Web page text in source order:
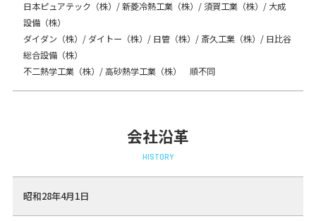
日本ピュアテック（株）/ 新菱冷熱工業（株）/ 須賀工業（株）/ 大成
設備（株）
ダイダン（株）/ ダイトー（株）/ 日管（株）/ 斎久工業（株）/ 日比谷
総合設備（株）
不二熱学工業（株）/ 高砂熱学工業（株） 順不同
会社沿革
HISTORY
昭和28年4月1日